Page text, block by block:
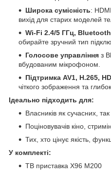
Широка сумісність:
вихід для старих моделей
Wi-Fi 2.4/5 ГГц,
обирайте зручний тип
Голосове управління з
вбудованим мікрофоном.
Підтримка AV1, H.265,
чіткого зображення та
Ідеально підходить для:
Власників як сучасних, так
Поціновувачів кіно,
Тих, хто цінує якість,
У комплекті:
ТВ приставка X96 M200